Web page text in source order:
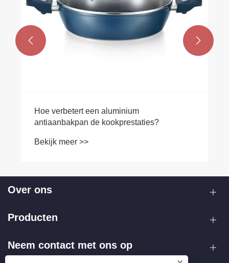
Hoe verbetert een aluminium
antiaanbakpan de kookprestaties?
Bekijk meer >>
 
Over ons
Producten
Neem contact met ons op